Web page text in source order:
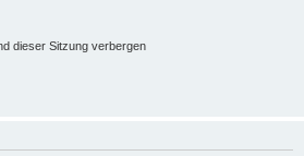
dieser Sitzung verbergen